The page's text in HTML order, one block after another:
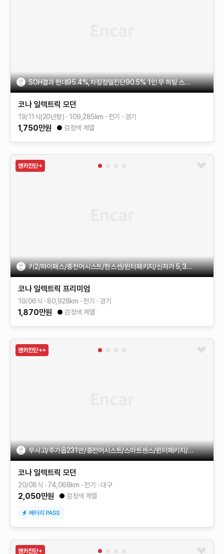
SOH결과 현대95.4%,차징정밀진단90.5% 1인 무 히팅 스마트센스
코나 일렉트릭 모던
19/11식(20년형) 109,285km 전기 경기
1,750만원 검정색 계열
키2/하이패스/충전어시스트/현스센/윈터패키지/신차가 5,327만원
코나 일렉트릭 프리미엄
19/06식 80,928km 전기 경기
1,870만원 검정색 계열
무사고/추가옵231만/충전어시스트/스마트센스/윈터패키지/AS잔여
코나 일렉트릭 모던
20/08식 74,068km 전기 대구
2,050만원 검정색 계열